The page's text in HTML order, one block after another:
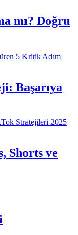
mı? Doğru
Başarıya
Shorts ve